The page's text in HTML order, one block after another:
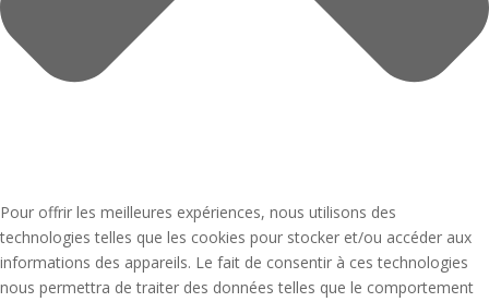
Pour offrir les meilleures expériences, nous utilisons des
technologies telles que les cookies pour stocker et/ou accéder aux
informations des appareils. Le fait de consentir à ces technologies
nous permettra de traiter des données telles que le comportement